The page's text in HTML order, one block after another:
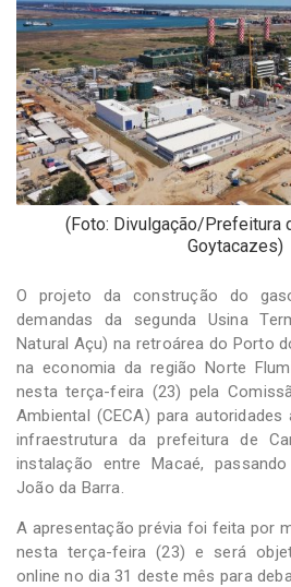
Hesea
Tecnologia
Sistemas
(Foto: Divulgação/Prefeitura
Goytacazes)
O projeto da construção do
demandas da segunda Usina
Natural Açu) na retroárea do Porto
na economia da região Norte
nesta terça-feira (23) pela
Ambiental (CECA) para
infraestrutura da prefeitura de
instalação entre Macaé,
João da Barra.
A apresentação prévia foi feita por
nesta terça-feira (23) e será
online no dia 31 deste mês para